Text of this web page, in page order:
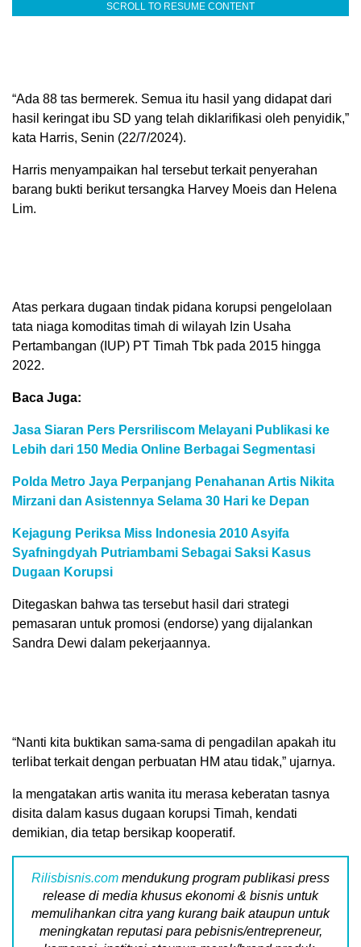
SCROLL TO RESUME CONTENT
“Ada 88 tas bermerek. Semua itu hasil yang didapat dari
hasil keringat ibu SD yang telah diklarifikasi oleh penyidik,”
kata Harris, Senin (22/7/2024).
Harris menyampaikan hal tersebut terkait penyerahan
barang bukti berikut tersangka Harvey Moeis dan Helena
Lim.
Atas perkara dugaan tindak pidana korupsi pengelolaan
tata niaga komoditas timah di wilayah Izin Usaha
Pertambangan (IUP) PT Timah Tbk pada 2015 hingga
2022.
Baca Juga:
Jasa Siaran Pers Persriliscom Melayani Publikasi ke
Lebih dari 150 Media Online Berbagai Segmentasi
Polda Metro Jaya Perpanjang Penahanan Artis Nikita
Mirzani dan Asistennya Selama 30 Hari ke Depan
Kejagung Periksa Miss Indonesia 2010 Asyifa
Syafningdyah Putriambami Sebagai Saksi Kasus
Dugaan Korupsi
Ditegaskan bahwa tas tersebut hasil dari strategi
pemasaran untuk promosi (endorse) yang dijalankan
Sandra Dewi dalam pekerjaannya.
“Nanti kita buktikan sama-sama di pengadilan apakah itu
terlibat terkait dengan perbuatan HM atau tidak,” ujarnya.
Ia mengatakan artis wanita itu merasa keberatan tasnya
disita dalam kasus dugaan korupsi Timah, kendati
demikian, dia tetap bersikap kooperatif.
Rilisbisnis.com mendukung program publikasi press
release di media khusus ekonomi & bisnis untuk
memulihankan citra yang kurang baik ataupun untuk
meningkatan reputasi para pebisnis/entrepreneur,